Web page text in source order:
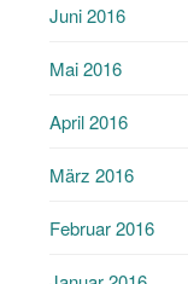
Juni 2016
Mai 2016
April 2016
März 2016
Februar 2016